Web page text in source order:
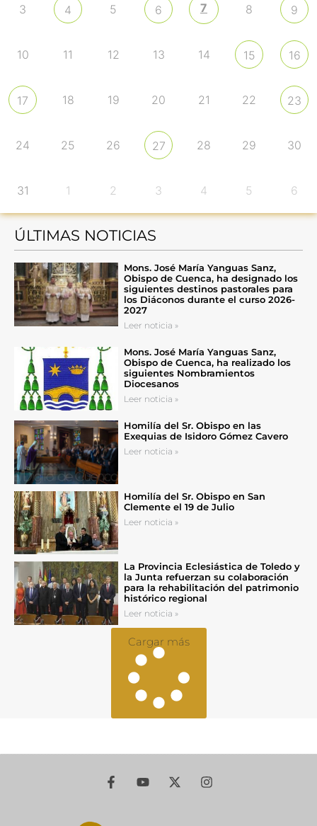
3 4 5 6 7 8 9
10 11 12 13 14 15 16
17 18 19 20 21 22 23
24 25 26 27 28 29 30
31 1 2 3 4 5 6
ÚLTIMAS NOTICIAS
Mons. José María Yanguas Sanz,
Obispo de Cuenca, ha designado los
siguientes destinos pastorales para
los Diáconos durante el curso 2026-
2027
Leer noticia »
Mons. José María Yanguas Sanz,
Obispo de Cuenca, ha realizado los
siguientes Nombramientos
Diocesanos
Leer noticia »
Homilía del Sr. Obispo en las
Exequias de Isidoro Gómez Cavero
Leer noticia »
Homilía del Sr. Obispo en San
Clemente el 19 de Julio
Leer noticia »
La Provincia Eclesiástica de Toledo y
la Junta refuerzan su colaboración
para la rehabilitación del patrimonio
histórico regional
Leer noticia »
Cargar más